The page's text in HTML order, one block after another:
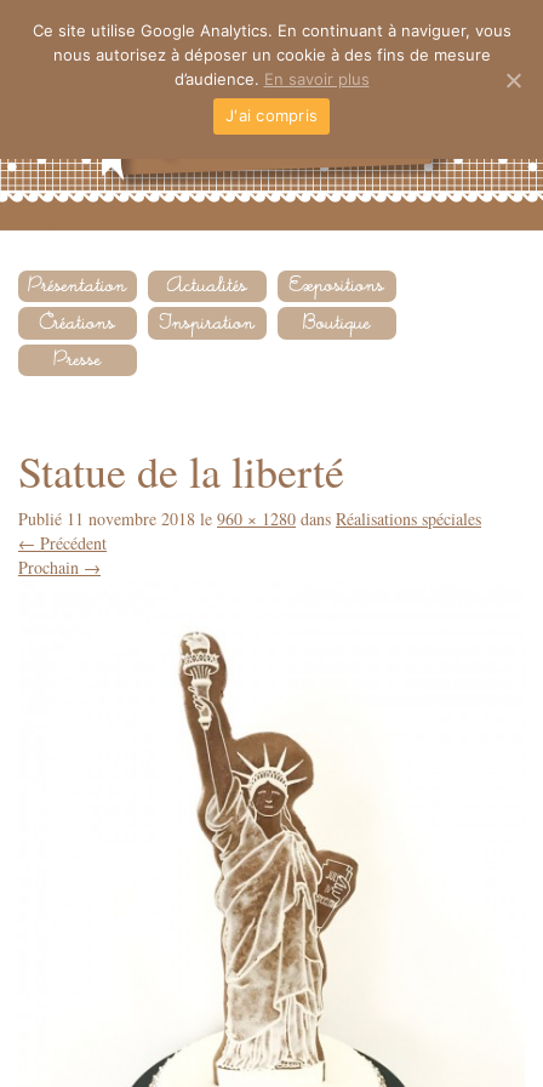
Statue de la liberté
Publié 11 novembre 2018 le 960 × 1280 dans Réalisations spéciales
← Précédent
Prochain →
Ce site utilise Google Analytics. En continuant à naviguer, vous
nous autorisez à déposer un cookie à des fins de mesure
d’audience. En savoir plus
J'ai compris